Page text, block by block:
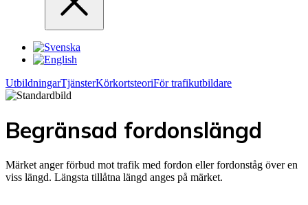
UtbildningarTjänsterKörkortsteoriFör trafikutbildare
Begränsad fordonslängd
Märket anger förbud mot trafik med fordon eller fordonståg över en
viss längd. Längsta tillåtna längd anges på märket.